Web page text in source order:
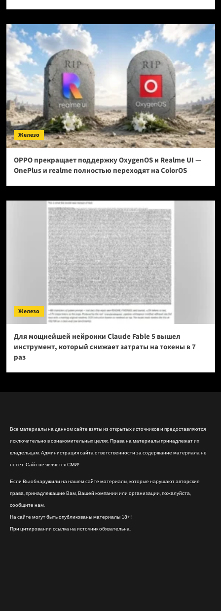
Железо
OPPO прекращает поддержку OxygenOS и Realme UI —
OnePlus и realme полностью переходят на ColorOS
Железо
Для мощнейшей нейронки Claude Fable 5 вышел
инструмент, который снижает затраты на токены в 7
раз
Все материалы на данном сайте взяты из открытых источников и предоставляются
исключительно в ознакомительных целях. Права на материалы принадлежат их
владельцам. Администрация сайта ответственности за содержание материала не
несет. Сайт не является СМИ!
Если Вы обнаружили на нашем сайте материалы, которые нарушают авторские
права, принадлежащие Вам, Вашей компании или организации, пожалуйста,
сообщите нам.
На сайте могут быть опубликованы материалы 18+!
При цитировании ссылка на источник обязательна.